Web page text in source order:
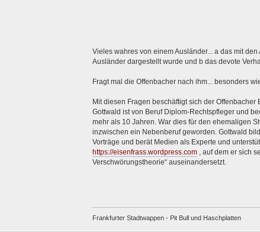
Vieles wahres von einem Ausländer... a das mit
Ausländer dargestellt wurde und b das devote
Fragt mal die Offenbacher nach ihm... besonders
Mit diesen Fragen beschäftigt sich der
Gottwald ist von Beruf Diplom-Rechtspfleger und
mehr als 10 Jahren. War dies für den ehemaligen
inzwischen ein Nebenberuf geworden. Gottwald
Vorträge und berät Medien als Experte und
https://eisenfrass.wordpress.com, auf dem er sich
Verschwörungstheorie“ auseinandersetzt.
Frankfurter Stadtwappen - Pit Bull und Haschplatten